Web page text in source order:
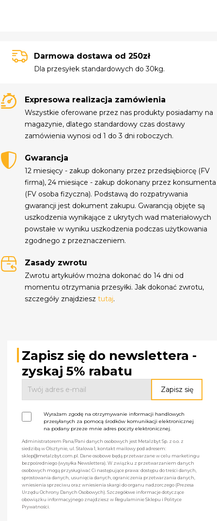
Darmowa dostawa od 250zł
Dla przesyłek standardowych do 30kg.
Expresowa realizacja zamówienia
Wszystkie oferowane przez nas produkty posiadamy na
magazynie, dlatego standardowy czas dostawy
zamówienia wynosi od 1 do 3 dni roboczych.
Gwarancja
12 miesięcy - zakup dokonany przez przedsiębiorcę (FV
firma), 24 miesiące - zakup dokonany przez konsumenta
(FV osoba fizyczna). Podstawą do rozpatrywania
gwarancji jest dokument zakupu. Gwarancją objęte są
uszkodzenia wynikające z ukrytych wad materiałowych
powstałe w wyniku uszkodzenia podczas użytkowania
zgodnego z przeznaczeniem.
Zasady zwrotu
Zwrotu artykułów można dokonać do 14 dni od
momentu otrzymania przesyłki. Jak dokonać zwrotu,
szczegóły znajdziesztutaj.
Zapisz się do newslettera -
zyskaj 5% rabatu
Wyrażam zgodę na otrzymywanie informacji handlowych
przesyłanych za pomocą środków komunikacji elektronicznej
na podany przeze mnie adres poczty elektronicznej.
Administratorem Pana/Pani danych osobowych jest Metalzbyt Sp. z o.o. z
siedzibą w Olsztynie, ul. Stalowa 1, kontakt mailowy pod adresem:
sklep@metalzbyt.com.pl. Dane osobowe będą przetwarzane w celu marketingu
bezpośredniego (wysyłka Newslettera). W związku z przetwarzaniem danych
osobowych mogą przysługiwać Ci następujące prawa: dostępu do treści danych,
sprostowania danych, usunięcia danych, ograniczenia przetwarzania danych,
wniesienia sprzeciwu oraz wniesienia skargi do organu nadzorczego (Prezesa
Urzędu Ochrony Danych Osobowych). Szczegółowe informacje dotyczące
obowiązku informacyjnego znajdziesz w Regulaminie Sklepu i Polityce
Prywatności.